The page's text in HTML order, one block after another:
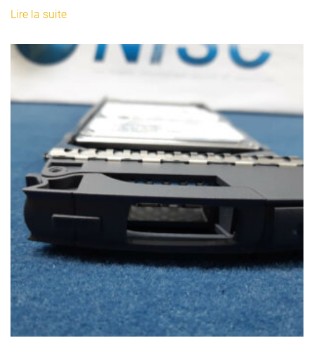
Lire la suite